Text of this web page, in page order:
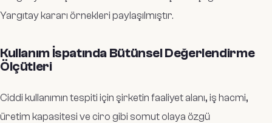
Yargıtay kararı örnekleri paylaşılmıştır.
Kullanım İspatında Bütünsel Değerlendirme
Ölçütleri
Ciddi kullanımın tespiti için şirketin faaliyet alanı, iş hacmi,
üretim kapasitesi ve ciro gibi somut olaya özgü